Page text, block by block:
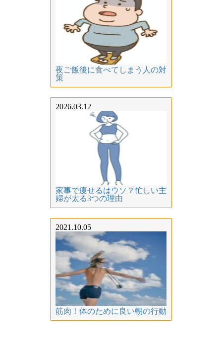
夜ご飯後に食べてしまう人の対
策
2026.03.12
家事で痩せるはウソ？忙しい主
婦が太る3つの理由
2021.10.05
筋肉！体のために良い朝の行動